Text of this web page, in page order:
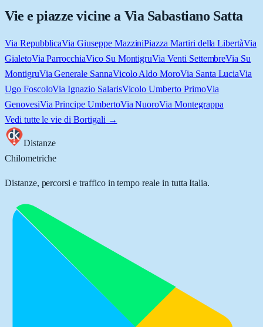
Vie e piazze vicine a Via Sabastiano Satta
Via RepubblicaVia Giuseppe MazziniPiazza Martiri della LibertàVia
GialetoVia ParrocchiaVico Su MontigruVia Venti SettembreVia Su
MontigruVia Generale SannaVicolo Aldo MoroVia Santa LuciaVia
Ugo FoscoloVia Ignazio SalarisVicolo Umberto PrimoVia
GenovesiVia Principe UmbertoVia NuoroVia Montegrappa
Vedi tutte le vie di Bortigali →
Distanze
Chilometriche
Distanze, percorsi e traffico in tempo reale in tutta Italia.